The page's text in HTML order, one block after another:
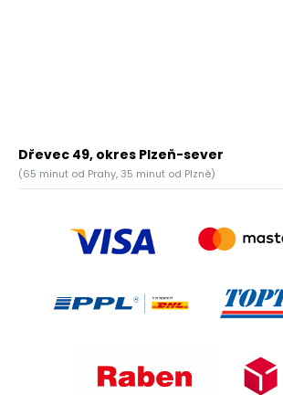
Dřevec 49, okres Plzeň-sever
(65 minut od Prahy, 35 minut od Plzně)